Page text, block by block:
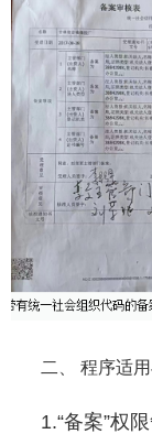
二、 程序适
1.“备案”权